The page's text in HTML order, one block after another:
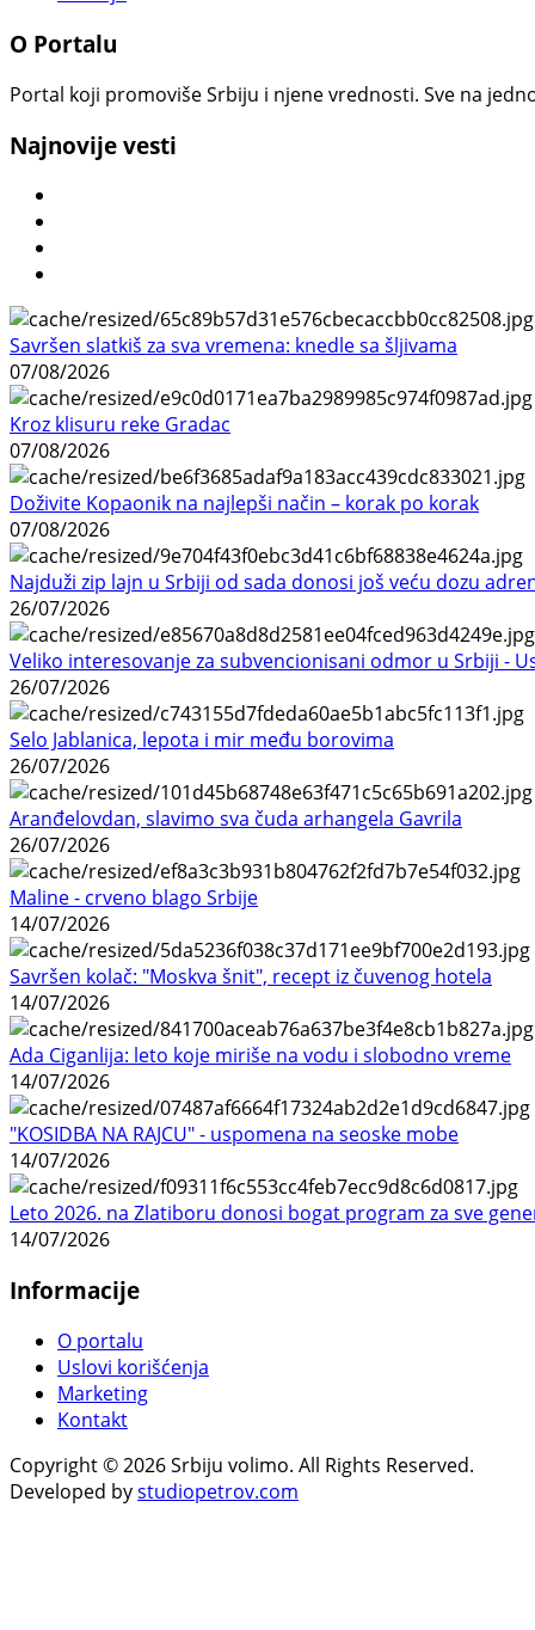
O Portalu
Portal koji promoviše Srbiju i njene vrednosti. Sve na
Najnovije vesti
Savršen slatkiš za sva vremena: knedle sa šljivama
07/08/2026
Kroz klisuru reke Gradac
07/08/2026
Doživite Kopaonik na najlepši način – korak po korak
07/08/2026
Najduži zip lajn u Srbiji od sada donosi još veću dozu
26/07/2026
Veliko interesovanje za subvencionisani odmor u Srbiji -
26/07/2026
Selo Jablanica, lepota i mir među borovima
26/07/2026
Aranđelovdan, slavimo sva čuda arhangela Gavrila
26/07/2026
Maline - crveno blago Srbije
14/07/2026
Savršen kolač: "Moskva šnit", recept iz čuvenog hotela
14/07/2026
Ada Ciganlija: leto koje miriše na vodu i slobodno vreme
14/07/2026
"KOSIDBA NA RAJCU" - uspomena na seoske mobe
14/07/2026
Leto 2026. na Zlatiboru donosi bogat program za sve
14/07/2026
Informacije
O portalu
Uslovi korišćenja
Marketing
Kontakt
Copyright © 2026 Srbiju volimo. All Rights Reserved.
Developed bystudiopetrov.com